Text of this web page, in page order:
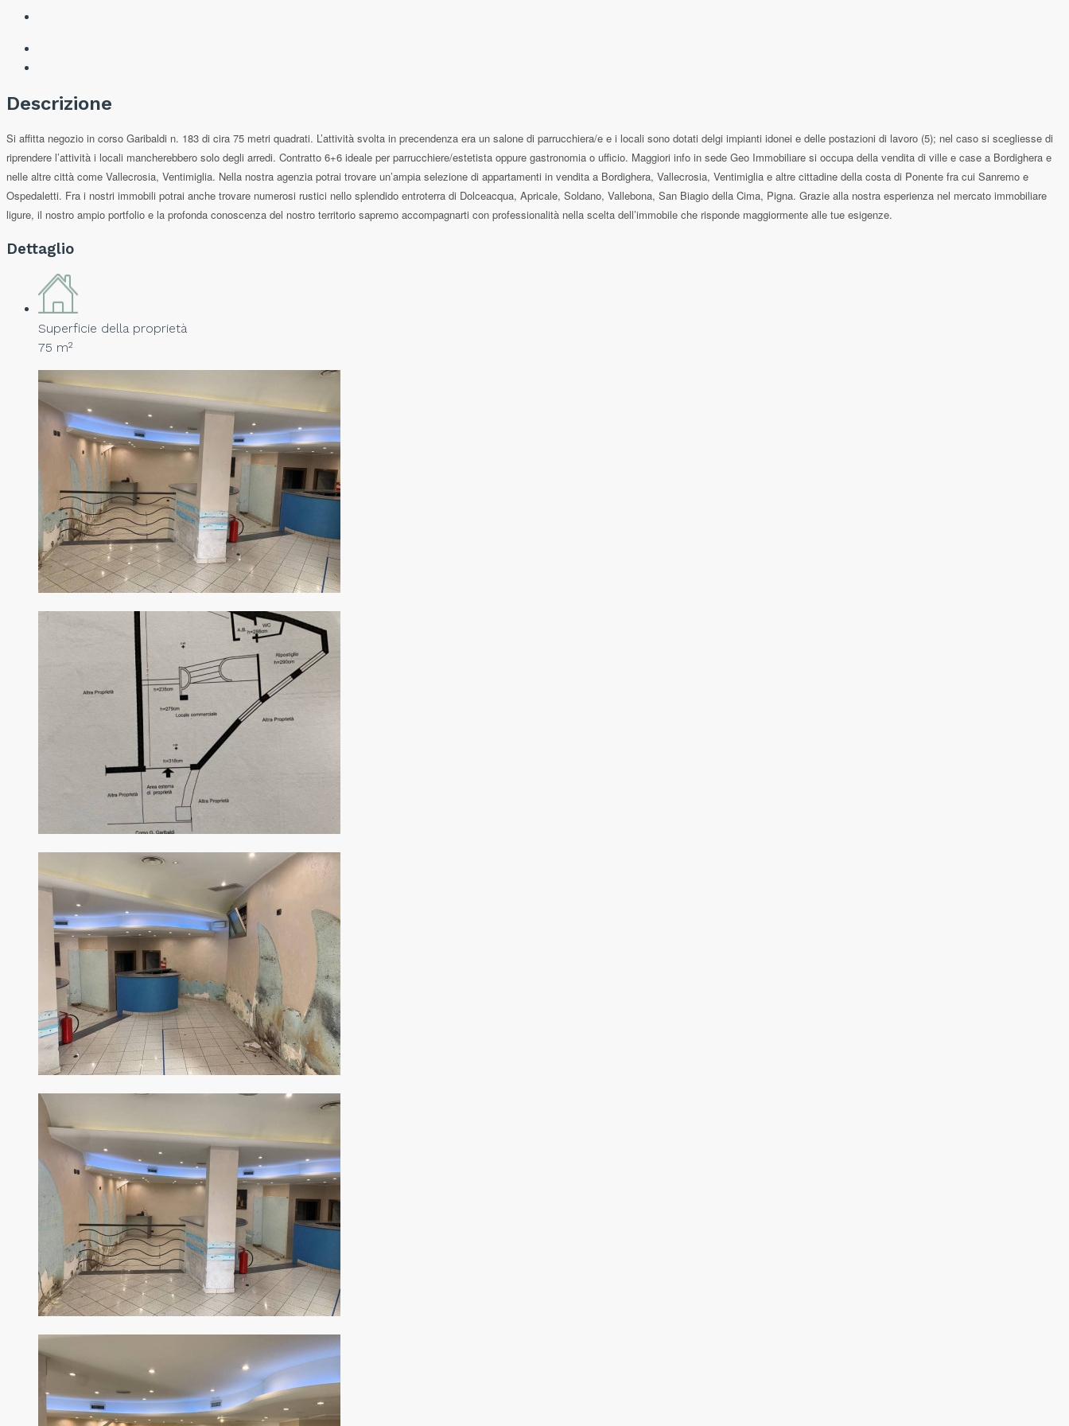
Descrizione
Si affitta negozio in corso Garibaldi n. 183 di cira 75 metri quadrati. L’attività svolta in precendenza era un salone di parrucchiera/e e i locali sono dotati delgi impianti idonei e delle postazioni di lavoro (5); nel caso si scegliesse di
riprendere l’attività i locali mancherebbero solo degli arredi. Contratto 6+6 ideale per parrucchiere/estetista oppure gastronomia o ufficio. Maggiori info in sede Geo Immobiliare si occupa della vendita di ville e case a Bordighera e
nelle altre città come Vallecrosia, Ventimiglia. Nella nostra agenzia potrai trovare un’ampia selezione di appartamenti in vendita a Bordighera, Vallecrosia, Ventimiglia e altre cittadine della costa di Ponente fra cui Sanremo e
Ospedaletti. Fra i nostri immobili potrai anche trovare numerosi rustici nello splendido entroterra di Dolceacqua, Apricale, Soldano, Vallebona, San Biagio della Cima, Pigna. Grazie alla nostra esperienza nel mercato immobiliare
ligure, il nostro ampio portfolio e la profonda conoscenza del nostro territorio sapremo accompagnarti con professionalità nella scelta dell’immobile che risponde maggiormente alle tue esigenze.
Dettaglio
Superficie della proprietà
75 m²